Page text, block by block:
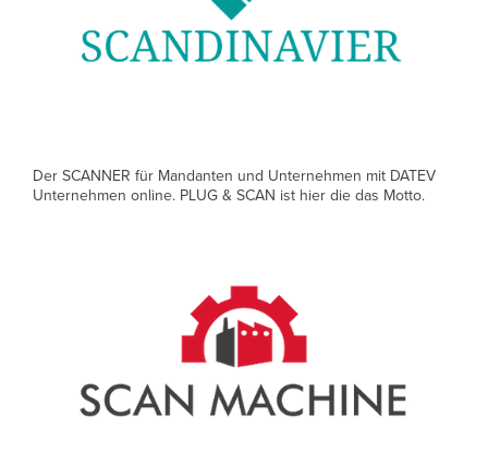
Der SCANNER für Mandanten und Unternehmen mit DATEV
Unternehmen online. PLUG & SCAN ist hier die das Motto.